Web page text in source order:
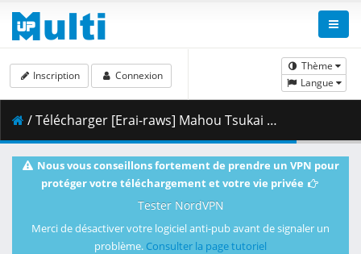
Thème
Langue
Inscription Connexion
/ Télécharger [Erai-raws] Mahou Tsukai ni Narenakatta Onnanoko no Hanashi - 03 [1080p][Multiple Subtitle][D6288386].mkv.001 ( 462.06 MB )
Nous vous conseillons fortement de prendre un VPN pour
protéger votre téléchargement et votre vie privée
Tester NordVPN
Merci de désactiver votre logiciel anti-pub avant de signaler un
problème. Consulter la page tutoriel